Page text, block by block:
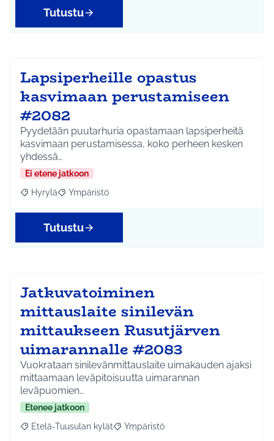
Tutustu
Lapsiperheille opastus
kasvimaan perustamiseen
#2082
Pyydetään puutarhuria opastamaan lapsiperheitä
kasvimaan perustamisessa, koko perheen kesken
yhdessä…
Ei etene jatkoon
Rajaa tulokset aihepiirin mukaan: Hyrylä
Hyrylä Rajaa tulokset teeman mukaan: Ympäristö
Ympäristö
Tutustu
Jatkuvatoiminen
mittauslaite sinilevän
mittaukseen Rusutjärven
uimarannalle #2083
Vuokrataan sinilevänmittauslaite uimakauden ajaksi
mittaamaan leväpitoisuutta uimarannan
leväpuomien…
Etenee jatkoon
Rajaa tulokset aihepiirin mukaan: Etelä-Tuusulan kylät
Etelä-Tuusulan kylät Rajaa tulokset teeman mukaan:
Ympäristö